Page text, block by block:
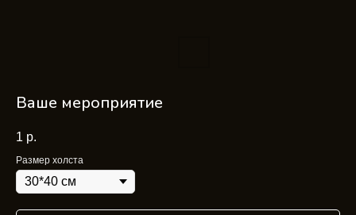
Ваше мероприятие
1 р.
Размер холста